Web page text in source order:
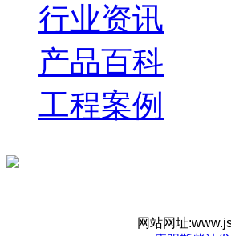
行业资讯
产品百科
工程案例
网站网址